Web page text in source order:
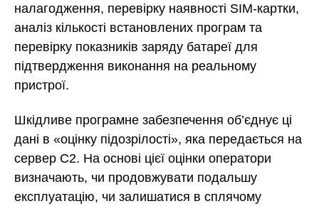
налагодження, перевірку наявності SIM-картки,
аналіз кількості встановлених програм та
перевірку показників заряду батареї для
підтвердження виконання на реальному
пристрої.
Шкідливе програмне забезпечення об’єднує ці
дані в «оцінку підозрілості», яка передається на
сервер C2. На основі цієї оцінки оператори
визначають, чи продовжувати подальшу
експлуатацію, чи залишатися в сплячому